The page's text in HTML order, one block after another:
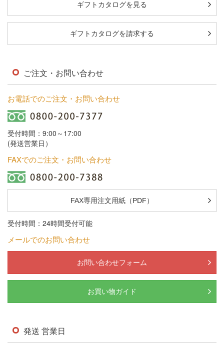
ギフトカタログを見る
ギフトカタログを請求する
ご注文・お問い合わせ
お電話でのご注文・お問い合わせ
受付時間：9:00～17:00
(発送営業日）
FAXでのご注文・お問い合わせ
FAX専用注文用紙（PDF）
受付時間：24時間受付可能
メールでのお問い合わせ
お問い合わせフォーム
お買い物ガイド
発送 営業日